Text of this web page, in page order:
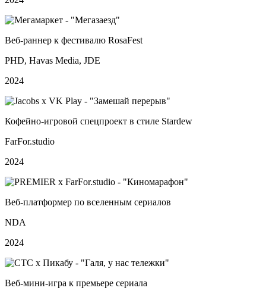
Веб‑раннер к фестивалю RosaFest
PHD, Havas Media, JDE
2024
Кофейно‑игровой спецпроект в стиле Stardew
FarFor.studio
2024
Веб‑платформер по вселенным сериалов
NDA
2024
Веб‑мини‑игра к премьере сериала